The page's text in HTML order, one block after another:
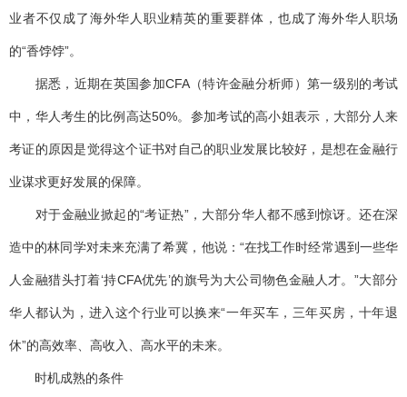
业者不仅成了海外华人职业精英的重要群体，也成了海外华人职场
的“香饽饽”。
据悉，近期在英国参加CFA（特许金融分析师）第一级别的考试
中，华人考生的比例高达50%。参加考试的高小姐表示，大部分人来
考证的原因是觉得这个证书对自己的职业发展比较好，是想在金融行
业谋求更好发展的保障。
对于金融业掀起的“考证热”，大部分华人都不感到惊讶。还在深
造中的林同学对未来充满了希冀，他说：“在找工作时经常遇到一些华
人金融猎头打着‘持CFA优先’的旗号为大公司物色金融人才。”大部分
华人都认为，进入这个行业可以换来“一年买车，三年买房，十年退
休”的高效率、高收入、高水平的未来。
时机成熟的条件